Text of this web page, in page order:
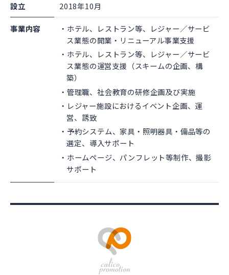
設立 2018年10月
事業内容
ホテル、レストラン等、レジャー／サービ
ス業態の開業・リニューアル事業支援
ホテル、レストラン等、レジャー／サービ
ス業態の運営支援（スキームの企画、構
築）
管理職、社会教育の研修企画及び実施
レジャー施設におけるイベント企画、運
営、誘致
予約システム、家具・照明器具・備品等の
選定、導入サポート
ホームページ、パンフレット等制作、撮影
サポート